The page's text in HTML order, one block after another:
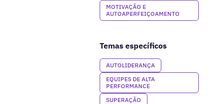
MOTIVAÇÃO E
AUTOAPERFEIÇOAMENTO
Temas específicos
AUTOLIDERANÇA
EQUIPES DE ALTA
PERFORMANCE
SUPERAÇÃO